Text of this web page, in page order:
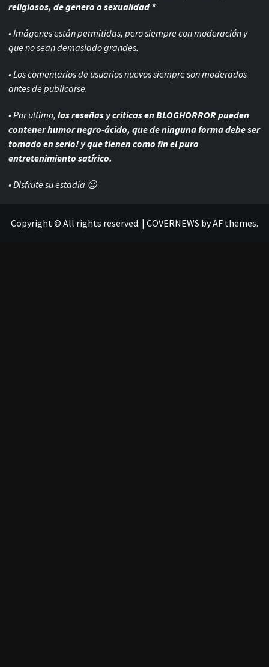
religiosos, de genero o sexualidad *
• Imágenes están permitidas, pero siempre conmoderación y
que no sean demasiado grandes.
• Los comentarios de usuarios nuevos siempre son moderados
antes de publicarse.
• Por ultimo, las reseñas y criticas en BLOGHORROR pueden
contener humor negro-ácido, que de ninguna forma debe ser
tomado en serio! y que tienen como fin el puro
entretenimiento satírico.
• Disfrute su estadía 😉
Copyright © All rights reserved. | COVERNEWS by AF themes.